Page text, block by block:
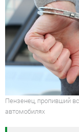
Пензенец, пропивший
автомобилях